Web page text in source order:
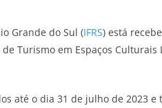
Grande do Sul (IFRS) está
Turismo em Espaços
até o dia 31 de julho de 2023